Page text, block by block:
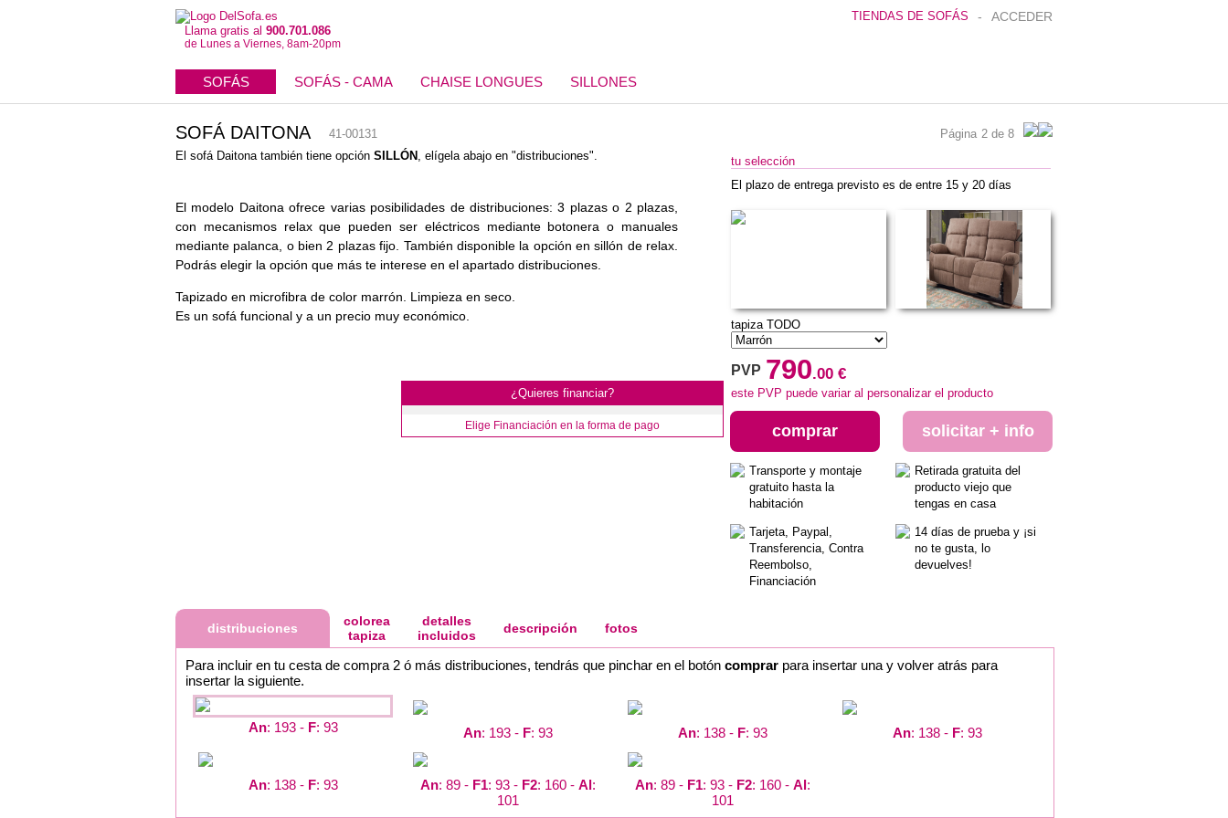
ACCEDER
-
TIENDAS DE SOFÁS
Llama gratis al 900.701.086
de Lunes a Viernes, 8am-20pm
SOFÁS SOFÁS - CAMA CHAISE LONGUES SILLONES
SOFÁ DAITONA 41-00131 Página 2 de 8
tu selección
El plazo de entrega previsto es de entre 15 y 20 días
tapiza TODO
PVP 790.00 €
este PVP puede variar al personalizar el producto
comprar solicitar + info
El sofá Daitona también tiene opción SILLÓN , elígela abajo en "distribuciones".
El modelo Daitona ofrece varias posibilidades de distribuciones: 3 plazas o 2 plazas,
con mecanismos relax que pueden ser eléctricos mediante botonera o manuales
mediante palanca, o bien 2 plazas fijo. También disponible la opción en sillón de relax.
Podrás elegir la opción que más te interese en el apartado distribuciones.
Tapizado en microfibra de color marrón. Limpieza en seco.
Es un sofá funcional y a un precio muy económico.
¿Quieres financiar?
Elige Financiación en la forma de pago
Transporte y montaje
gratuito hasta la
habitación
Retirada gratuita del
producto viejo que
tengas en casa
Tarjeta, Paypal,
Transferencia, Contra
Reembolso,
Financiación
14 días de prueba y ¡si
no te gusta, lo
devuelves!
distribuciones
colorea
tapiza
detalles
incluidos
descripción fotos
Para incluir en tu cesta de compra 2 ó más distribuciones, tendrás que pinchar en el botón comprar para insertar una y volver atrás para
insertar la siguiente.
An: 193 - F: 93 An: 193 - F: 93 An: 138 - F: 93 An: 138 - F: 93
An: 138 - F: 93 An: 89 - F1: 93 - F2: 160 - Al:
101
An: 89 - F1: 93 - F2: 160 - Al:
101